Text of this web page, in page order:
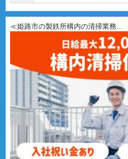
≪姫路市の製鉄所構内の清掃業務...